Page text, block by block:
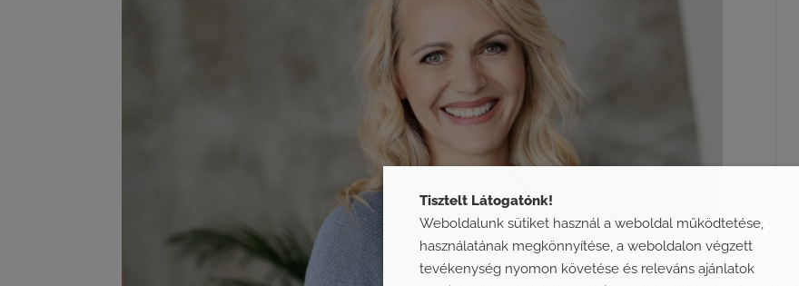
Tisztelt Látogatónk!
Weboldalunk sütiket használ a weboldal működtetése,
használatának megkönnyítése, a weboldalon végzett
tevékenység nyomon követése és releváns ajánlatok